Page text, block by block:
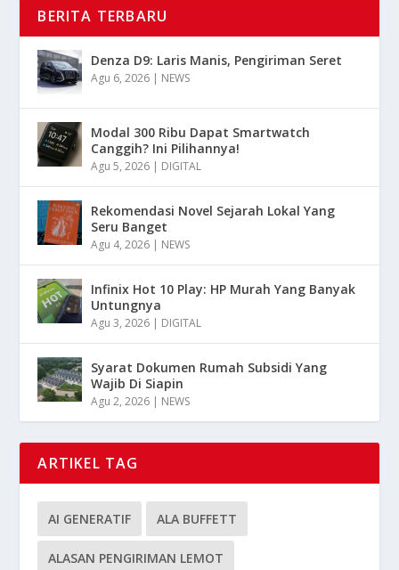
BERITA TERBARU
Denza D9: Laris Manis, Pengiriman Seret
Agu 6, 2026 | NEWS
Modal 300 Ribu Dapat Smartwatch
Canggih? Ini Pilihannya!
Agu 5, 2026 | DIGITAL
Rekomendasi Novel Sejarah Lokal Yang
Seru Banget
Agu 4, 2026 | NEWS
Infinix Hot 10 Play: HP Murah Yang Banyak
Untungnya
Agu 3, 2026 | DIGITAL
Syarat Dokumen Rumah Subsidi Yang
Wajib Di Siapin
Agu 2, 2026 | NEWS
ARTIKEL TAG
AI GENERATIF ALA BUFFETT
ALASAN PENGIRIMAN LEMOT